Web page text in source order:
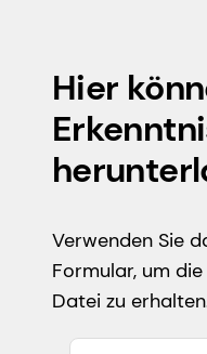
Hier
Verwenden Sie
Formular, um
Datei zu